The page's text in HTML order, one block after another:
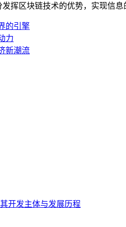
挥区块链技术的优势，实现信
的引擎
力
新潮流
开发主体与发展历程